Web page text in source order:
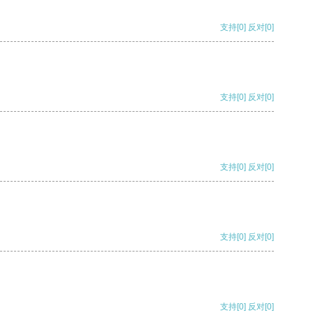
支持[0] 反对[0]
支持[0] 反对[0]
支持[0] 反对[0]
支持[0] 反对[0]
支持[0] 反对[0]